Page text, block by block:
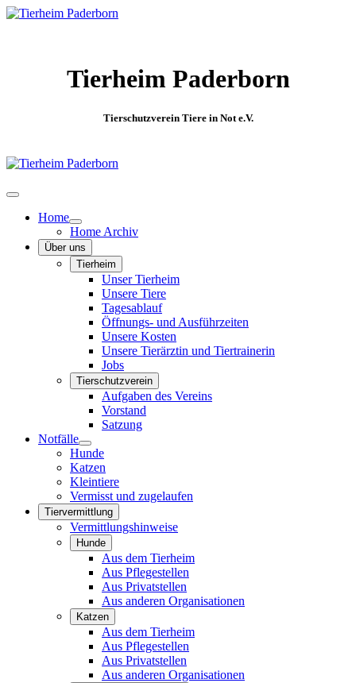
Tierheim Paderborn
Tierschutzverein Tiere in Not e.V.
Home
Home Archiv
Über uns
Tierheim
Unser Tierheim
Unsere Tiere
Tagesablauf
Öffnungs- und Ausführzeiten
Unsere Kosten
Unsere Tierärztin und Tiertrainerin
Jobs
Tierschutzverein
Aufgaben des Vereins
Vorstand
Satzung
Notfälle
Hunde
Katzen
Kleintiere
Vermisst und zugelaufen
Tiervermittlung
Vermittlungshinweise
Hunde
Aus dem Tierheim
Aus Pflegestellen
Aus Privatstellen
Aus anderen Organisationen
Katzen
Aus dem Tierheim
Aus Pflegestellen
Aus Privatstellen
Aus anderen Organisationen